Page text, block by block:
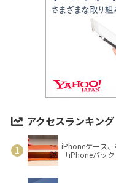
アクセスランキング
iPhoneケース
「iPhoneバッ